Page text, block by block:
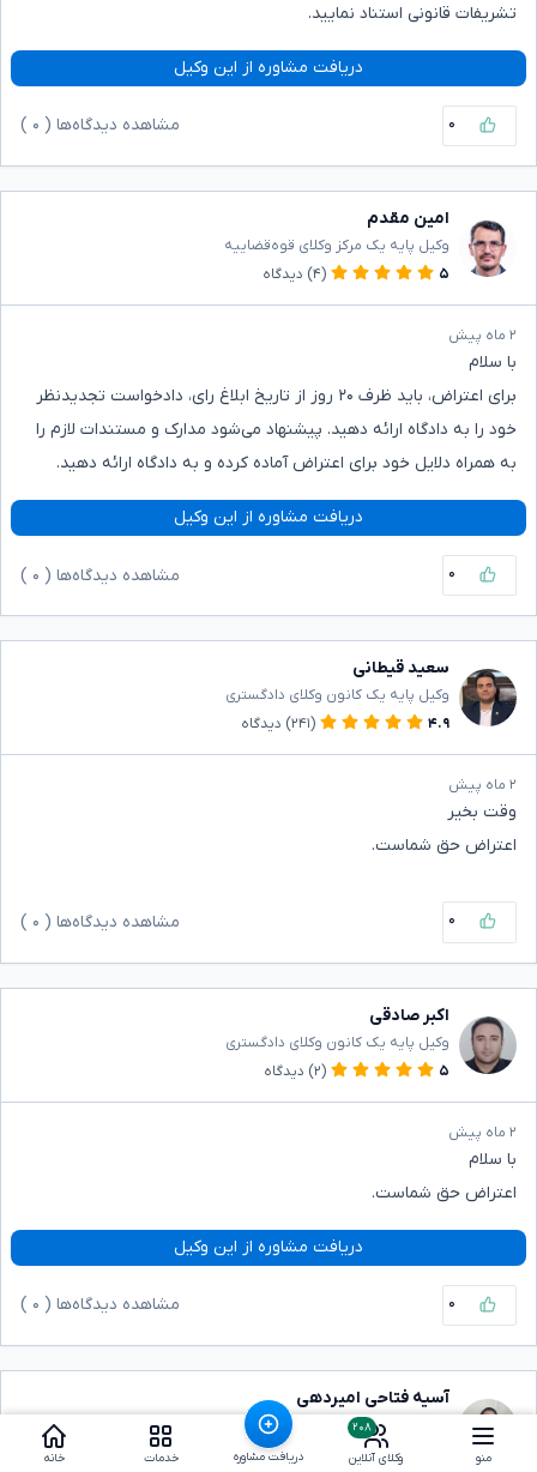
منو
۲۰۸
وکلای آنلاین
دریافت مشاوره خدمات خانه
تشریفات قانونی استناد نمایید.
دریافت مشاوره از این وکیل
۰ مشاهده دیدگاه‌ها ( ۰
امین مقدم
وکیل پایه یک مرکز وکلای قوه‌قضاییه
۵
(۴) دیدگاه
۲ ماه پیش
با سلام
برای اعتراض، باید ظرف ۲۰ روز از تاریخ ابلاغ رای، دادخواست تجدیدنظر
خود را به دادگاه ارائه دهید. پیشنهاد می‌شود مدارک و مستندات لازم را
به همراه دلایل خود برای اعتراض آماده کرده و به دادگاه ارائه دهید.
دریافت مشاوره از این وکیل
۰ مشاهده دیدگاه‌ها ( ۰
سعید قیطانی
وکیل پایه یک کانون وکلای دادگستری
۴.۹
(۲۴۱) دیدگاه
۲ ماه پیش
وقت بخیر
اعتراض حق شماست.
۰ مشاهده دیدگاه‌ها ( ۰
اکبر صادقی
وکیل پایه یک کانون وکلای دادگستری
۵
(۲) دیدگاه
۲ ماه پیش
با سلام
اعتراض حق شماست.
دریافت مشاوره از این وکیل
۰ مشاهده دیدگاه‌ها ( ۰
آسیه فتاحی امیردهی
وکیل پایه یک مرکز وکلای قوه‌قضاییه
دیدگاه